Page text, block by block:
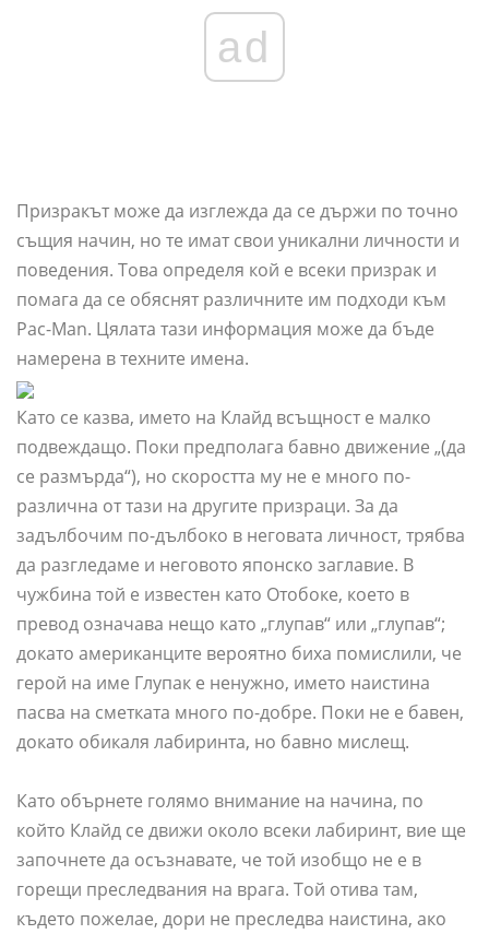
ad
Призракът може да изглежда да се държи по точно
същия начин, но те имат свои уникални личности и
поведения. Това определя кой е всеки призрак и
помага да се обяснят различните им подходи към
Pac-Man. Цялата тази информация може да бъде
намерена в техните имена.
Като се казва, името на Клайд всъщност е малко
подвеждащо. Поки предполага бавно движение „(да
се размърда“), но скоростта му не е много по-
различна от тази на другите призраци. За да
задълбочим по-дълбоко в неговата личност, трябва
да разгледаме и неговото японско заглавие. В
чужбина той е известен като Отобоке, което в
превод означава нещо като „глупав“ или „глупав“;
докато американците вероятно биха помислили, че
герой на име Глупак е ненужно, името наистина
пасва на сметката много по-добре. Поки не е бавен,
докато обикаля лабиринта, но бавно мислещ.
Като обърнете голямо внимание на начина, по
който Клайд се движи около всеки лабиринт, вие ще
започнете да осъзнавате, че той изобщо не е в
горещи преследвания на врага. Той отива там,
където пожелае, дори не преследва наистина, ако